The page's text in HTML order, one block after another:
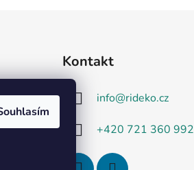
Kontakt
info@rideko.cz
+420 721 360 992